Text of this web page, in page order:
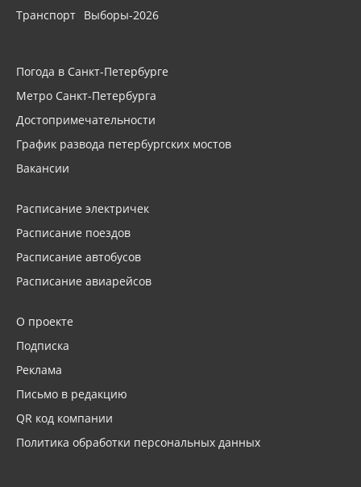
Транспорт Выборы-2026
Погода в Санкт-Петербурге
Метро Санкт-Петербурга
Достопримечательности
График развода петербургских мостов
Вакансии
Расписание электричек
Расписание поездов
Расписание автобусов
Расписание авиарейсов
О проекте
Подписка
Реклама
Письмо в редакцию
QR код компании
Политика обработки персональных данных